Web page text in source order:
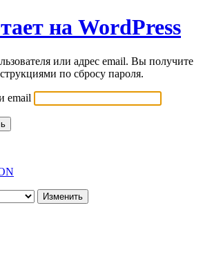
на WordPress
или адрес email. Вы получите
по сбросу пароля.
email